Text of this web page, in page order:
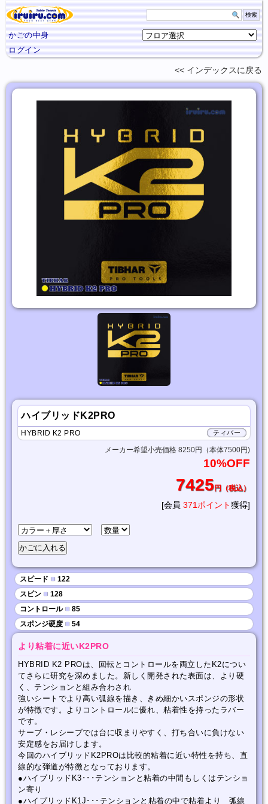
かごの中身
ログイン
インデックスに 戻る
ハイブリッドK2PRO
ティバー
HYBRID K2 PRO
メーカー希望小売価格 8250円（本体7500円)
10%OFF
7425円（税込）
[会員 371ポイント獲得]
スピード ■ 122
スピン ■ 128
コントロール ■ 85
スポンジ硬度 ■ 54
より粘着に近いK2PRO
HYBRID K2 PROは、回転とコントロールを両立したK2につい
てさらに研究を深めました。新しく開発された表面は、より硬
く、テンションと組み合わされ
強いシートでより高い弧線を描き、きめ細かいスポンジの形状
が特徴です。よりコントロールに優れ、粘着性を持ったラバー
です。
サーブ・レシーブでは台に収まりやすく、打ち合いに負けない
安定感をお届けします。
今回のハイブリッドK2PROは比較的粘着に近い特性を持ち、直
線的な弾道が特徴となっております。
●ハイブリッドK3･･･テンションと粘着の中間もしくはテンショ
ン寄り
●ハイブリッドK1J･･･テンションと粘着の中で粘着より 弧線